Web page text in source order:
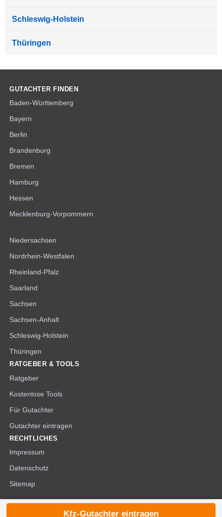
Schleswig-Holstein
Thüringen
GUTACHTER FINDEN
Baden-Württemberg
Bayern
Berlin
Brandenburg
Bremen
Hamburg
Hessen
Mecklenburg-Vorpommern
Niedersachsen
Nordrhein-Westfalen
Rheinland-Pfalz
Saarland
Sachsen
Sachsen-Anhalt
Schleswig-Holstein
Thüringen
RATGEBER & TOOLS
Ratgeber
Kostenlose Tools
Für Gutachter
Gutachter eintragen
RECHTLICHES
Impressum
Datenschutz
Sitemap
Kfz-Gutachter eintragen